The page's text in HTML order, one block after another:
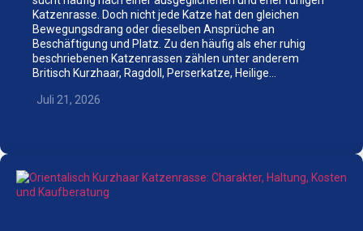
Katzenrasse. Doch nicht jede Katze hat den gleichen
Bewegungsdrang oder dieselben Ansprüche an
Beschäftigung und Platz. Zu den häufig als eher ruhig
beschriebenen Katzenrassen zählen unter anderem
Britisch Kurzhaar, Ragdoll, Perserkatze, Heilige…
Juli 21, 2026